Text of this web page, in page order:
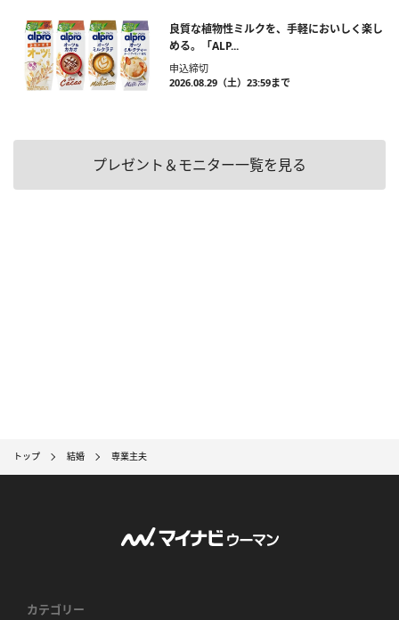
良質な植物性ミルクを、手軽においしく楽し
める。「ALP...
申込締切
2026.08.29（土）23:59まで
プレゼント＆モニター一覧を見る
トップ 結婚 専業主夫
カテゴリー